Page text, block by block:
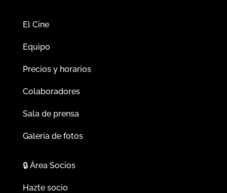
El Cine
Equipo
Precios y horarios
Colaboradores
Sala de prensa
Galería de fotos
🔒Área Socios
Hazte socio